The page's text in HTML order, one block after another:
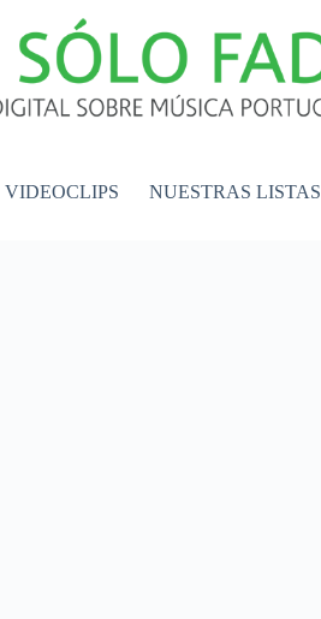
VIDEOCLIPS NUESTRAS LISTAS